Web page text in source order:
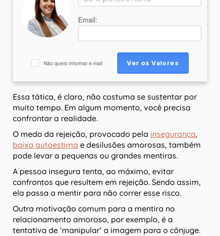
Email:
Não quero informar e-mail
Essa tática, é claro, não costuma se sustentar por
muito tempo. Em algum momento, você precisa
confrontar a realidade.
O medo da rejeição, provocado pela insegurança,
baixa autoestima e desilusões amorosas, também
pode levar a pequenas ou grandes mentiras.
A pessoa insegura tenta, ao máximo, evitar
confrontos que resultem em rejeição. Sendo assim,
ela passa a mentir para não correr esse risco.
Outra motivação comum para a mentira no
relacionamento amoroso, por exemplo, é a
tentativa de ‘manipular’ a imagem para o cônjuge.